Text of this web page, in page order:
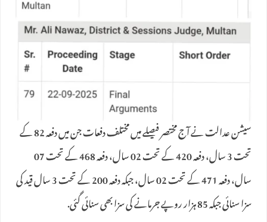
سیشن عدالت نے آج مختصر فیصلے میں مختلف دفعات جن میں دفعہ 82 کے
تحت 3 سال، دفعہ 420 کے تحت 02 سال، دفعہ 468 کے تحت 07
سال، دفعہ 471 کے تحت 02 سال، جبکہ دفعہ 200 کے تحت 3 سال قید کی
سزا سنائی جبکہ 85 ہزار روپے جرمانے کی سزا بھی سنائی گئی.